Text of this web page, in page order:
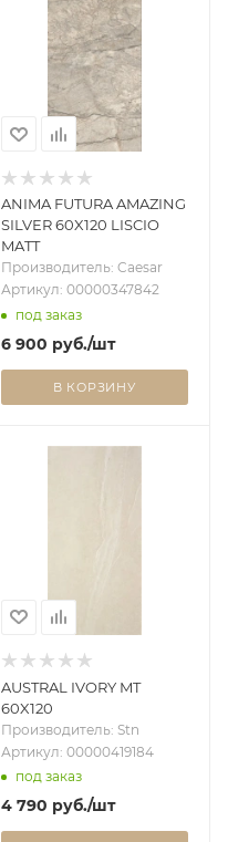
ANIMA FUTURA AMAZING
SILVER 60X120 LISCIO
MATT
Производитель: Caesar
Артикул: 00000347842
под заказ
6 900 руб./шт
В КОРЗИНУ
AUSTRAL IVORY MT
60X120
Производитель: Stn
Артикул: 00000419184
под заказ
4 790 руб./шт